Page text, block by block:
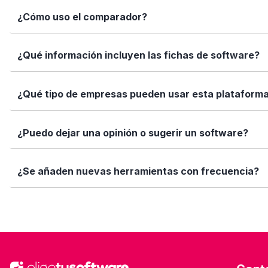
Simplemente escribe el nombre del software, una
encajan con tus necesidades.
¿Cómo uso el comparador?
Marca los softwares que te interesan y haz clic en
Así puedes ver de forma rápida cuál se adapta mejor a tu
¿Qué información incluyen las fichas de software?
Cada ficha incluye una descripción detallada, funciones
valoraciones de usuarios. Queremos que tengas toda la
¿Qué tipo de empresas pueden usar esta
Elige tu software está diseñado para todo tipo de
tamaño de tu equipo, presupuesto o sector.
¿Puedo dejar una opinión o sugerir un software?
Sí. Si quieres valorar un software que ya usas o sugerir
ayuda!
¿Se añaden nuevas herramientas con frecuencia?